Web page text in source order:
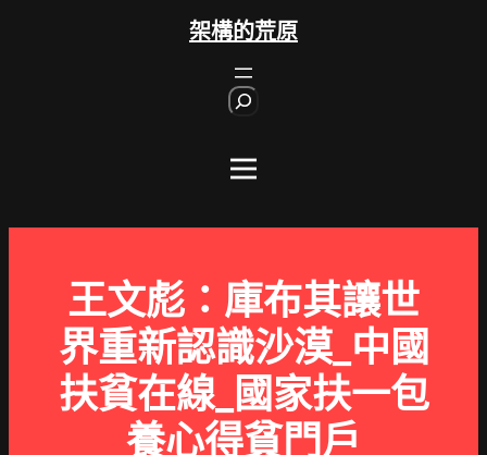
架構的荒原
王文彪：庫布其讓世
界重新認識沙漠_中國
扶貧在線_國家扶一包
養心得貧門戶